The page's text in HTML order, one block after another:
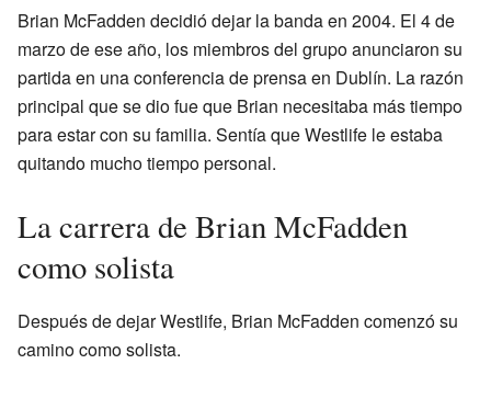
Brian McFadden decidió dejar la banda en 2004. El 4 de
marzo de ese año, los miembros del grupo anunciaron su
partida en una conferencia de prensa en Dublín. La razón
principal que se dio fue que Brian necesitaba más tiempo
para estar con su familia. Sentía que Westlife le estaba
quitando mucho tiempo personal.
La carrera de Brian McFadden
como solista
Después de dejar Westlife, Brian McFadden comenzó su
camino como solista.